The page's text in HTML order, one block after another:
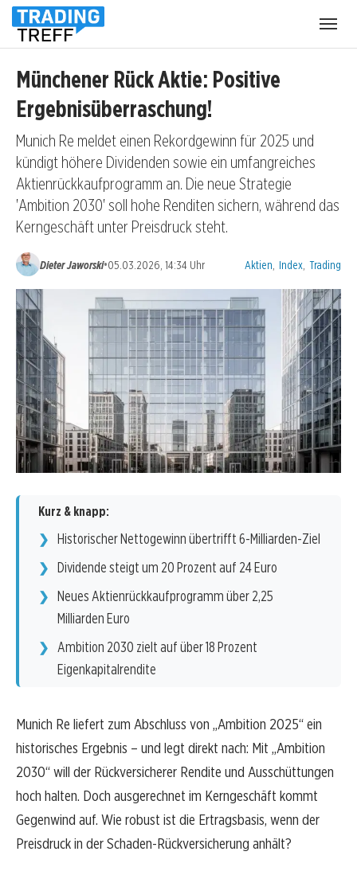
Münchener Rück Aktie: Positive
Ergebnisüberraschung!
Munich Re meldet einen Rekordgewinn für 2025 und
kündigt höhere Dividenden sowie ein umfangreiches
Aktienrückkaufprogramm an. Die neue Strategie
'Ambition 2030' soll hohe Renditen sichern, während das
Kerngeschäft unter Preisdruck steht.
Dieter Jaworski•05.03.2026, 14:34 Uhr Kategorien:
Aktien Index Trading
Kurz & knapp:
Historischer Nettogewinn übertrifft 6-Milliarden-Ziel
Dividende steigt um 20 Prozent auf 24 Euro
Neues Aktienrückkaufprogramm über 2,25
Milliarden Euro
Ambition 2030 zielt auf über 18 Prozent
Eigenkapitalrendite
Munich Re liefert zum Abschluss von „Ambition 2025“ ein
historisches Ergebnis – und legt direkt nach: Mit „Ambition
2030“ will der Rückversicherer Rendite und Ausschüttungen
hoch halten. Doch ausgerechnet im Kerngeschäft kommt
Gegenwind auf. Wie robust ist die Ertragsbasis, wenn der
Preisdruck in der Schaden-Rückversicherung anhält?